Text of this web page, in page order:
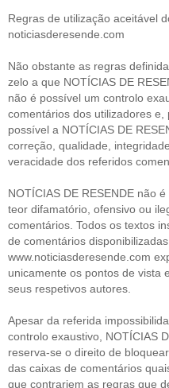
Regras de utilização aceitável
noticiasderesende.com
Não obstante as regras
zelo a que NOTÍCIAS DE
não é possível um controlo
comentários dos utilizadores e,
possível a NOTÍCIAS DE
correção, qualidade,
veracidade dos referidos
NOTÍCIAS DE RESENDE não
teor difamatório, ofensivo ou
comentários. Todos os textos
de comentários
www.noticiasderesende.com
unicamente os pontos de vista
seus respetivos autores.
Apesar da referida
controlo exaustivo, NOTÍCIAS
reserva-se o direito de
das caixas de comentários
que contrariem as regras que